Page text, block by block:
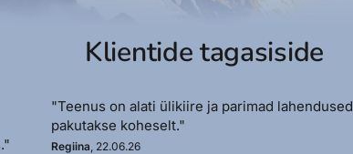
Klientide tagasiside
"Teenus on alati ülikiire ja parimad lahendused
pakutakse koheselt."
Regiina, 22.06.26